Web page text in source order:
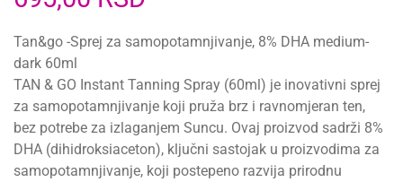
Tan&go -Sprej za samopotamnjivanje, 8% DHA medium-
dark 60ml
TAN & GO Instant Tanning Spray (60ml) je inovativni sprej
za samopotamnjivanje koji pruža brz i ravnomjeran ten,
bez potrebe za izlaganjem Suncu. Ovaj proizvod sadrži 8%
DHA (dihidroksiaceton), ključni sastojak u proizvodima za
samopotamnjivanje, koji postepeno razvija prirodnu